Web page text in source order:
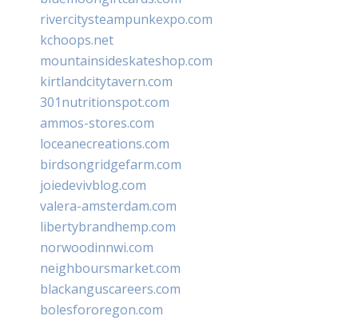
rivercitysteampunkexpo.com
kchoops.net
mountainsideskateshop.com
kirtlandcitytavern.com
301nutritionspot.com
ammos-stores.com
loceanecreations.com
birdsongridgefarm.com
joiedevivblog.com
valera-amsterdam.com
libertybrandhemp.com
norwoodinnwi.com
neighboursmarket.com
blackanguscareers.com
bolesfororegon.com